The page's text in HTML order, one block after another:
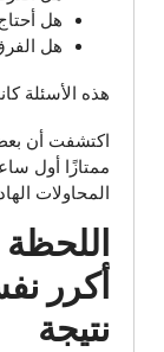
هل
هل
هذه الأسئلة
اكتشفت أن
ممتازًا أول
المحاولات
أكرر
نتيجة